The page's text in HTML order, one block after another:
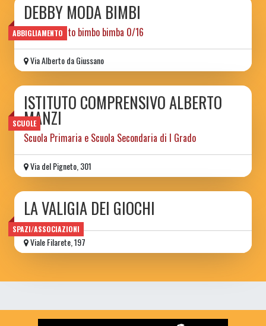
ABBIGLIAMENTO
DEBBY MODA BIMBI
abbigliamento bimbo bimba 0/16
Via Alberto da Giussano
SCUOLE
ISTITUTO COMPRENSIVO ALBERTO
MANZI
Scuola Primaria e Scuola Secondaria di I Grado
Via del Pigneto, 301
SPAZI/ASSOCIAZIONI
LA VALIGIA DEI GIOCHI
Viale Filarete, 197